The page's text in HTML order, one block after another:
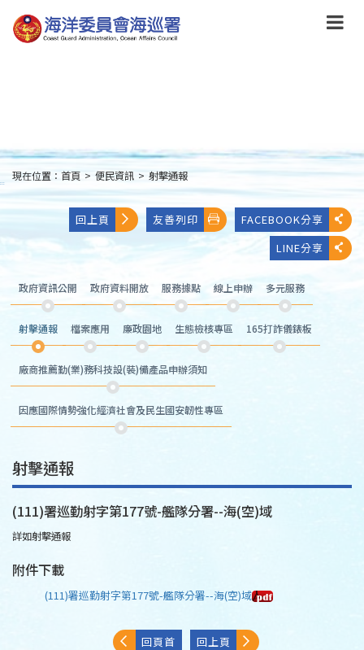
到
主
:::
現在位置： 首頁 > 便民資訊 > 射擊通報
回上頁 友善列印
FACEBOOK分享
LINE分享
政府資訊公開 政府資料開放 服務據點 線上申辦 多元服務
射擊通報 檔案應用 廉政園地 生態檢核專區 165打詐儀錶板
廠商推薦勤(業)務科技設(裝)備產品申辦須知
因應國際情勢強化經濟社會及民生國安韌性專區
射擊通報
(111)署巡勤射字第177號-艦隊分署--海(空)域
詳如射擊通報
附件下載
(111)署巡勤射字第177號-艦隊分署--海(空)域
回頁首 回上頁